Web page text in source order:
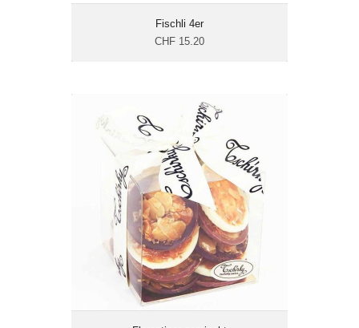
Fischli 4er
CHF 15.20
Florentiner gemischt
Gewicht: 150 g
Energie: 614.8 kcal/100g